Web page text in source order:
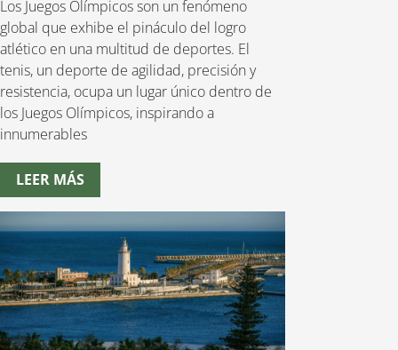
Los Juegos Olímpicos son un fenómeno
global que exhibe el pináculo del logro
atlético en una multitud de deportes. El
tenis, un deporte de agilidad, precisión y
resistencia, ocupa un lugar único dentro de
los Juegos Olímpicos, inspirando a
innumerables
LEER MÁS